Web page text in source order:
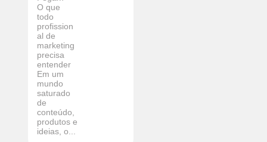
O que
todo
profission
al de
marketing
precisa
entender
Em um
mundo
saturado
de
conteúdo,
produtos e
ideias, o...